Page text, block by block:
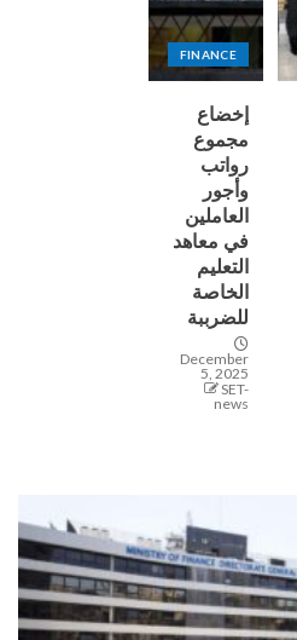
FINANCE
إخضاع
مجموع
رواتب
وأجور
العاملين
في معاهد
التعليم
الخاصة
للضرببة
December
5, 2025
SET-
news